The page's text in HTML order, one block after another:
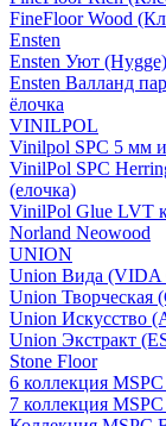
FineFloor Wood
Ensten
Ensten Уют
Ensten Валланд
ёлочка
VINILPOL
Vinilpol SPC 5 мм
VinilPol SPC
(елочка)
VinilPol Glue LVT
Norland Neowood
UNION
Union Вида
Union
Union Искусство
Union Экстракт
Stone Floor
6 коллекция
7 коллекция